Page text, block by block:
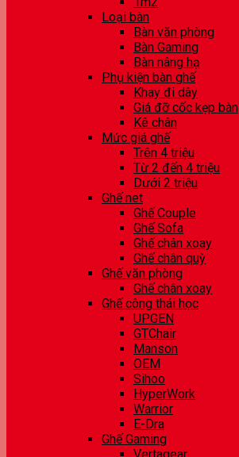
Loại bàn
Bàn văn phòng
Bàn Gaming
Bàn nâng hạ
Phụ kiện bàn ghế
Khay đi dây
Giá đỡ cốc kẹp bàn
Kê chân
Mức giá ghế
Trên 4 triệu
Từ 2 đến 4 triệu
Dưới 2 triệu
Ghế net
Ghế Couple
Ghế Sofa
Ghế chân xoay
Ghế chân quỳ
Ghế văn phòng
Ghế chân xoay
Ghế công thái học
UPGEN
GTChair
Manson
OEM
Sihoo
HyperWork
Warrior
E-Dra
Ghế Gaming